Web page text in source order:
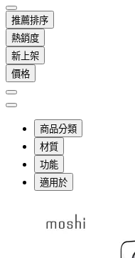
推薦排序
熱銷度
新上架
價格
商品分類
材質
功能
適用於